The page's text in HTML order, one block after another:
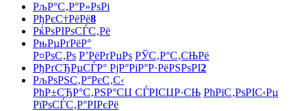
РљР°С‚Р°Р»РѕРі
РђРєС†РёРё8
РќРѕРІРѕСЃС‚Рё
РњРµРґРёР°
Р¤РѕС‚Рѕ Р’РёРґРµРѕ РЎС‚Р°С‚СЊРё
РђРґСЂРµСЃР° РјР°РіР°Р·РёРЅРѕРІ2
РљРѕРЅС‚Р°РєС‚С‹
РћР±СЂР°С‚РЅР°СЏ СЃРІСЏР·СЊ РћРїС‚РѕРІС‹Рµ
РїРѕСЃС‚Р°РІРєРё